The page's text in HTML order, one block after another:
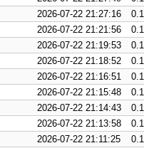
2026-07-22 21:27:16 0.1
2026-07-22 21:21:56 0.1
2026-07-22 21:19:53 0.1
2026-07-22 21:18:52 0.1
2026-07-22 21:16:51 0.1
2026-07-22 21:15:48 0.1
2026-07-22 21:14:43 0.1
2026-07-22 21:13:58 0.1
2026-07-22 21:11:25 0.1